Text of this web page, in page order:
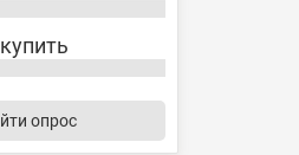
опрос